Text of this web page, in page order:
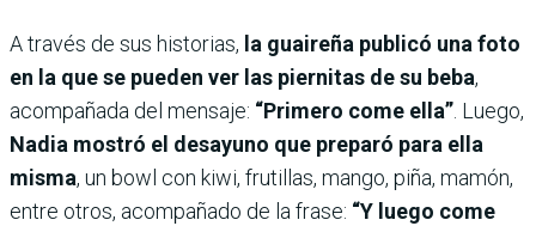
A través de sus historias, la guaireña publicó una foto
en la que se pueden ver las piernitas de su beba,
acompañada del mensaje: “Primero come ella” . Luego,
Nadia mostró el desayuno que preparó para ella
misma, un bowl con kiwi, frutillas, mango, piña, mamón,
entre otros, acompañado de la frase: “Y luego come